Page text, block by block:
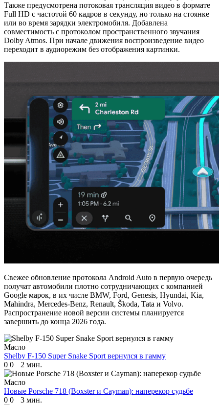
Также предусмотрена потоковая трансляция видео в формате
Full HD с частотой 60 кадров в секунду, но только на стоянке
или во время зарядки электромобиля. Добавлена
совместимость с протоколом пространственного звучания
Dolby Atmos. При начале движения воспроизведение видео
переходит в аудиорежим без отображения картинки.
Свежее обновление протокола Android Auto в первую очередь
получат автомобили плотно сотрудничающих с компанией
Google марок, в их числе BMW, Ford, Genesis, Hyundai, Kia,
Mahindra, Mercedes-Benz, Renault, Škoda, Tata и Volvo.
Распространение новой версии системы планируется
завершить до конца 2026 года.
Масло
Shelby F-150 Super Snake Sport вернулся в гамму
0 0 2 мин.
Масло
Новые Porsche 718 (Boxster и Cayman): наперекор судьбе
0 0 3 мин.